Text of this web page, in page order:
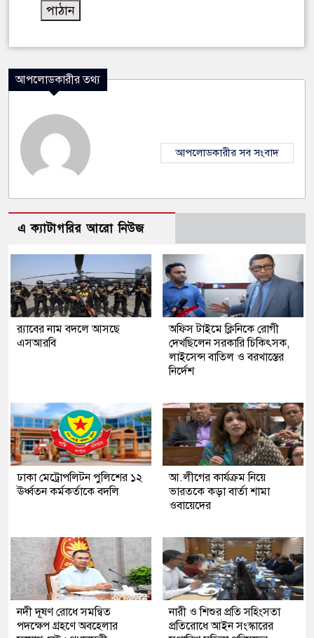
আপলোডকারীর তথ্য
আপলোডকারীর সব সংবাদ
এ ক্যাটাগরির আরো নিউজ
র‍্যাবের নাম বদলে আসছে
এসআরবি
অফিস টাইমে ক্লিনিকে রোগী
দেখছিলেন সরকারি চিকিৎসক,
লাইসেন্স বাতিল ও বরখাস্তের
নির্দেশ
ঢাকা মেট্রোপলিটন পুলিশের ১২
ঊর্ধ্বতন কর্মকর্তাকে বদলি
আ.লীগের কার্যক্রম নিয়ে
ভারতকে কড়া বার্তা শামা
ওবায়েদের
নদী দূষণ রোধে সমন্বিত
পদক্ষেপ গ্রহণে অবহেলার
নারী ও শিশুর প্রতি সহিংসতা
প্রতিরোধে আইন সংস্কারের